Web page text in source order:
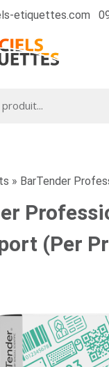
etiquettes.com
» BarTender
(Per